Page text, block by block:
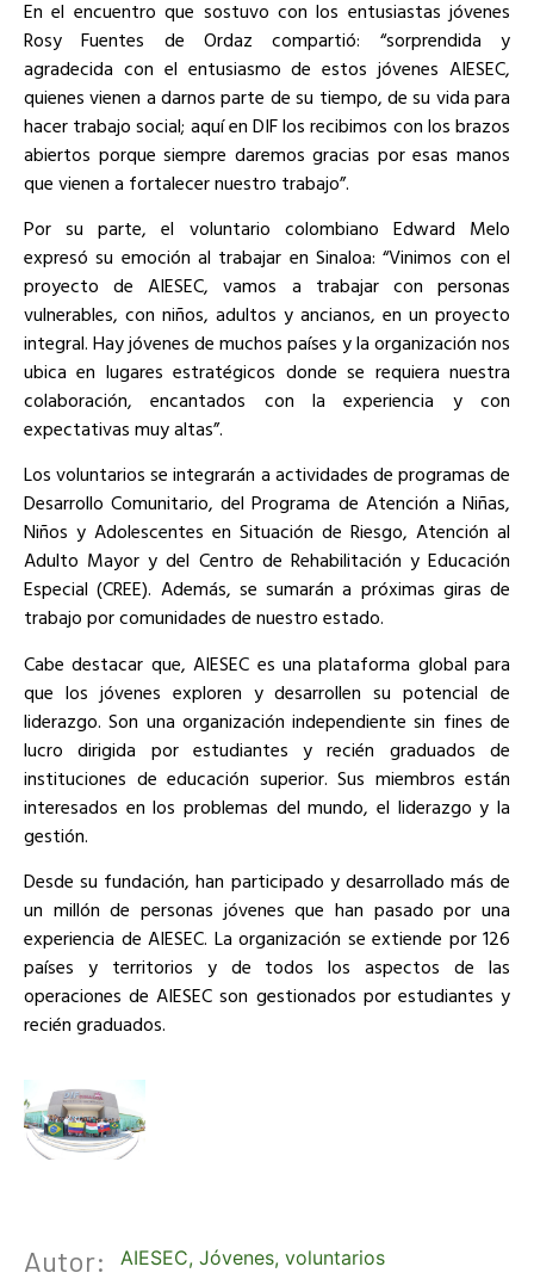
En el encuentro que sostuvo con los entusiastas jóvenes
Rosy Fuentes de Ordaz compartió: “sorprendida y
agradecida con el entusiasmo de estos jóvenes AIESEC,
quienes vienen a darnos parte de su tiempo, de su vida para
hacer trabajo social; aquí en DIF los recibimos con los brazos
abiertos porque siempre daremos gracias por esas manos
que vienen a fortalecer nuestro trabajo”.
Por su parte, el voluntario colombiano Edward Melo
expresó su emoción al trabajar en Sinaloa: “Vinimos con el
proyecto de AIESEC, vamos a trabajar con personas
vulnerables, con niños, adultos y ancianos, en un proyecto
integral. Hay jóvenes de muchos países y la organización nos
ubica en lugares estratégicos donde se requiera nuestra
colaboración, encantados con la experiencia y con
expectativas muy altas”.
Los voluntarios se integrarán a actividades de programas de
Desarrollo Comunitario, del Programa de Atención a Niñas,
Niños y Adolescentes en Situación de Riesgo, Atención al
Adulto Mayor y del Centro de Rehabilitación y Educación
Especial (CREE). Además, se sumarán a próximas giras de
trabajo por comunidades de nuestro estado.
Cabe destacar que, AIESEC es una plataforma global para
que los jóvenes exploren y desarrollen su potencial de
liderazgo. Son una organización independiente sin fines de
lucro dirigida por estudiantes y recién graduados de
instituciones de educación superior. Sus miembros están
interesados en los problemas del mundo, el liderazgo y la
gestión.
Desde su fundación, han participado y desarrollado más de
un millón de personas jóvenes que han pasado por una
experiencia de AIESEC. La organización se extiende por 126
países y territorios y de todos los aspectos de las
operaciones de AIESEC son gestionados por estudiantes y
recién graduados.
Autor: AIESEC, Jóvenes, voluntarios